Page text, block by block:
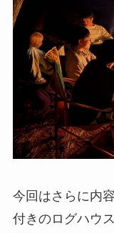
今回はさらに内
付きのログハウ